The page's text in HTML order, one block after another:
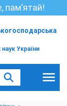
пам’ятай!
наук України